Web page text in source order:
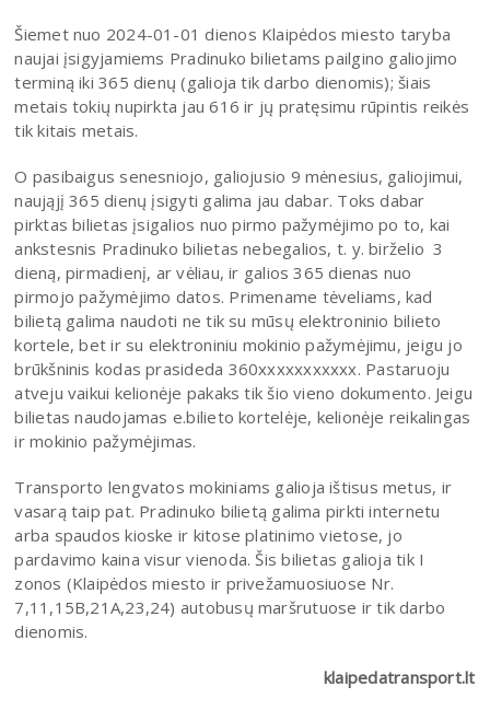
Šiemet nuo 2024-01-01 dienos Klaipėdos miesto taryba
naujai įsigyjamiems Pradinuko bilietams pailgino galiojimo
terminą iki 365 dienų (galioja tik darbo dienomis); šiais
metais tokių nupirkta jau 616 ir jų pratęsimu rūpintis reikės
tik kitais metais.
O pasibaigus senesniojo, galiojusio 9 mėnesius, galiojimui,
naująjį 365 dienų įsigyti galima jau dabar. Toks dabar
pirktas bilietas įsigalios nuo pirmo pažymėjimo po to, kai
ankstesnis Pradinuko bilietas nebegalios, t. y. birželio 3
dieną, pirmadienį, ar vėliau, ir galios 365 dienas nuo
pirmojo pažymėjimo datos. Primename tėveliams, kad
bilietą galima naudoti ne tik su mūsų elektroninio bilieto
kortele, bet ir su elektroniniu mokinio pažymėjimu, jeigu jo
brūkšninis kodas prasideda 360xxxxxxxxxxx. Pastaruoju
atveju vaikui kelionėje pakaks tik šio vieno dokumento. Jeigu
bilietas naudojamas e.bilieto kortelėje, kelionėje reikalingas
ir mokinio pažymėjimas.
Transporto lengvatos mokiniams galioja ištisus metus, ir
vasarą taip pat. Pradinuko bilietą galima pirkti internetu
arba spaudos kioske ir kitose platinimo vietose, jo
pardavimo kaina visur vienoda. Šis bilietas galioja tik I
zonos (Klaipėdos miesto ir privežamuosiuose Nr.
7,11,15B,21A,23,24) autobusų maršrutuose ir tik darbo
dienomis.
klaipedatransport.lt